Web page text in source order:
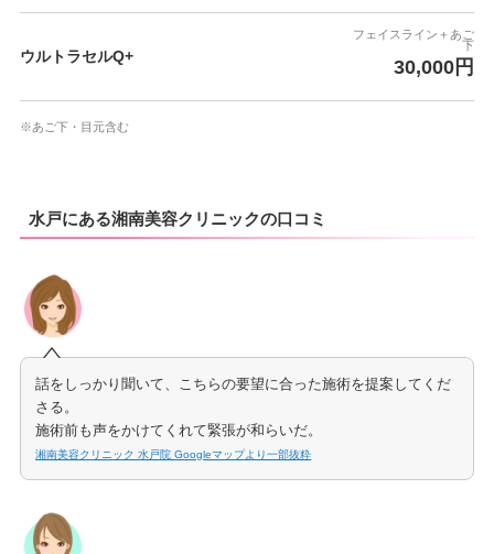
ウルトラセルQ+
フェイスライン＋あご
下
30,000円
※あご下・目元含む
水戸にある湘南美容クリニックの口コミ
話をしっかり聞いて、こちらの要望に合った施術を提案してくだ
さる。
施術前も声をかけてくれて緊張が和らいだ。
湘南美容クリニック 水戸院 Googleマップより一部抜粋